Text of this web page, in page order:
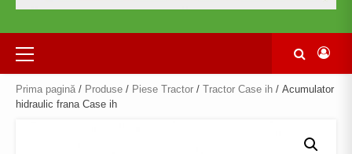
Primary
Menu
Prima pagină / Produse / Piese Tractor / Tractor Case ih / Acumulator
hidraulic frana Case ih